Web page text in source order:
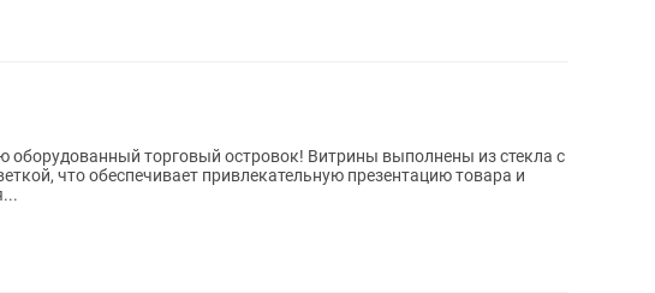
оборудованный торговый островок! Витрины выполнены из стекла с
что обеспечивает привлекательную презентацию товара и